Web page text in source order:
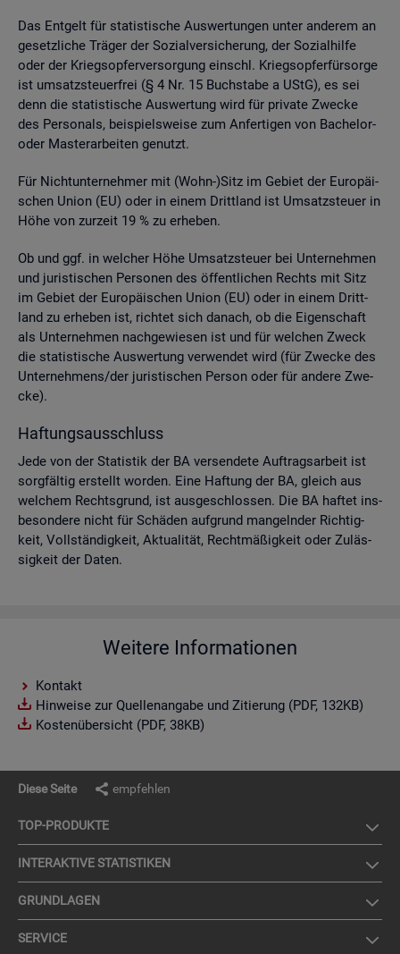
Das Ent­gelt für sta­tis­ti­sche Aus­wer­tun­gen unter an­de­rem an
ge­setz­li­che Trä­ger der So­zi­al­ver­si­che­rung, der So­zi­al­hil­fe
oder der Kriegs­op­fer­ver­sor­gung einschl. Kriegs­op­fer­für­sor­ge
ist um­satz­steu­er­frei (§ 4 Nr. 15 Buch­sta­be a UStG), es sei
denn die sta­tis­ti­sche Aus­wer­tung wird für pri­va­te Zwe­cke
des Per­so­nals, bei­spiels­wei­se zum An­fer­ti­gen von Ba­che­lor-
oder Mas­ter­ar­bei­ten ge­nutzt.
Für Nicht­un­ter­neh­mer mit (Wohn-)Sitz im Ge­biet der Eu­ro­päi­
schen Union (EU) oder in einem Dritt­land ist Um­satz­steu­er in
Höhe von zur­zeit 19 % zu er­he­ben.
Ob und ggf. in wel­cher Höhe Um­satz­steu­er bei Un­ter­neh­men
und ju­ris­ti­schen Per­so­nen des öf­fent­li­chen Rechts mit Sitz
im Ge­biet der Eu­ro­päi­schen Union (EU) oder in einem Dritt­
land zu er­he­ben ist, rich­tet sich da­nach, ob die Ei­gen­schaft
als Un­ter­neh­men nach­ge­wie­sen ist und für wel­chen Zweck
die sta­tis­ti­sche Aus­wer­tung ver­wen­det wird (für Zwe­cke des
Un­ter­neh­mens/der ju­ris­ti­schen Per­son oder für an­de­re Zwe­
cke).
Haf­tungs­aus­schluss
Jede von der Sta­tis­tik der BA ver­sen­de­te Auf­trags­ar­beit ist
sorg­fäl­tig er­stellt wor­den. Eine Haf­tung der BA, gleich aus
wel­chem Rechts­grund, ist aus­ge­schlos­sen. Die BA haf­tet ins­
be­son­de­re nicht für Schä­den auf­grund man­geln­der Rich­tig­
keit, Voll­stän­dig­keit, Ak­tua­li­tät, Recht­mä­ßig­keit oder Zu­läs­
sig­keit der Daten.
Weitere Informationen
Kontakt
Hinweise zur Quellenangabe und Zitierung (PDF, 132KB)
Kostenübersicht (PDF, 38KB)
Diese Seite empfehlen
TOP-PRO­DUK­TE
IN­TER­AK­TI­VE STA­TIS­TI­KEN
GRUND­LA­GEN
SER­VICE